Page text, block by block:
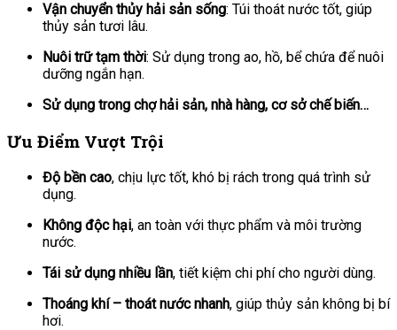
Vận chuyển thủy hải sản sống: Túi thoát nước tốt, giúp
thủy sản tươi lâu.
Nuôi trữ tạm thời: Sử dụng trong ao, hồ, bể chứa để nuôi
dưỡng ngắn hạn.
Sử dụng trong chợ hải sản, nhà hàng, cơ sở chế biến…
Ưu Điểm Vượt Trội
Độ bền cao, chịu lực tốt, khó bị rách trong quá trình sử
dụng.
Không độc hại, an toàn với thực phẩm và môi trường
nước.
Tái sử dụng nhiều lần, tiết kiệm chi phí cho người dùng.
Thoáng khí – thoát nước nhanh, giúp thủy sản không bị bí
hơi.